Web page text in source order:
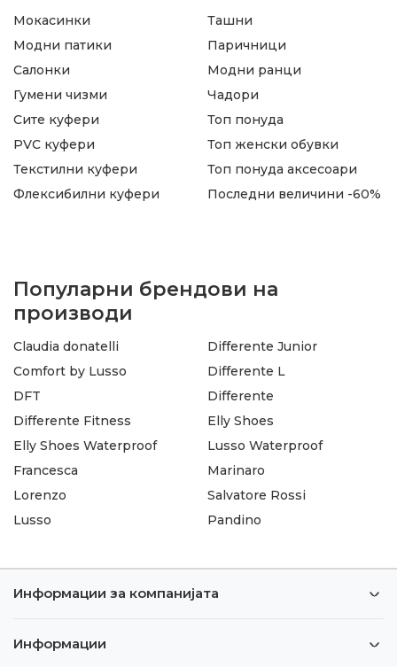
Мокасинки
Модни патики
Салонки
Гумени чизми
Ташни
Паричници
Модни ранци
Чадори
Сите куфери
PVC куфери
Текстилни куфери
Флексибилни куфери
Топ понуда
Топ женски обувки
Топ понуда аксесоари
Последни величини -60%
Популарни брендови на
производи
Claudia donatelli
Comfort by Lusso
DFT
Differente Fitness
Differente Junior
Differente L
Differente
Elly Shoes
Elly Shoes Waterproof
Francesca
Lorenzo
Lusso
Lusso Waterproof
Marinaro
Salvatore Rossi
Pandino
Информации за компанијата
Информации